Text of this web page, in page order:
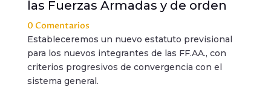
las Fuerzas Armadas y de orden
0 Comentarios
Estableceremos un nuevo estatuto previsional
para los nuevos integrantes de las FF.AA., con
criterios progresivos de convergencia con el
sistema general.